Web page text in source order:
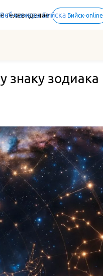
телевидение Бийск-online
знаку зодиака